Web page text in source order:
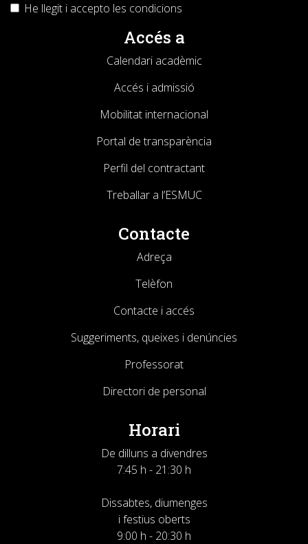
He llegit i accepto les condicions
Accés a
Calendari acadèmic
Accés i admissió
Mobilitat internacional
Portal de transparència
Perfil del contractant
Treballar a l’ESMUC
Contacte
Adreça
Telèfon
Contacte i accés
Suggeriments, queixes i denúncies
Professorat
Directori de personal
Horari
De dilluns a divendres
7:45 h - 21:30 h
Dissabtes, diumenges
i festius oberts
9:00 h - 20:30 h